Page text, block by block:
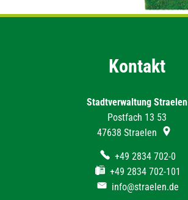
Kontakt
Stadtverwaltung Straelen
Postfach 13 53
47638 Straelen
+49 2834 702-0
+49 2834 702-101
info@straelen.de